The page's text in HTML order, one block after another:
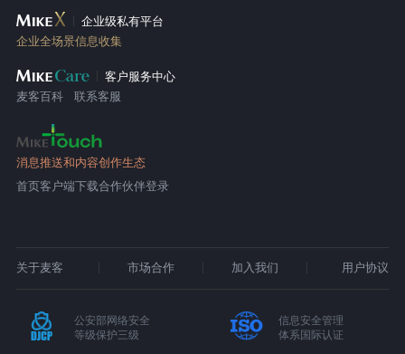
企业级私有平台
企业全场景信息收集
客户服务中心
麦客百科
联系客服
消息推送和内容创作生态
首页客户端下载合作伙伴登录
关于麦客 市场合作 加入我们 用户协议
公安部网络安全
等级保护三级
信息安全管理
体系国际认证